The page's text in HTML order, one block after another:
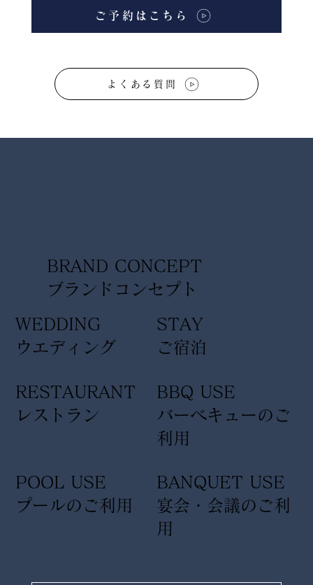
ご予約はこちら
よくある質問
WEDDING
ウエディング
BBQ USE
バーベキューのご
利用
STAY
ご宿泊
RESTAURANT
レストラン
プールのご利用
POOL USE
宴会・会議のご利
用
BANQUET USE
BRAND CONCEPT
​ブランドコンセプト